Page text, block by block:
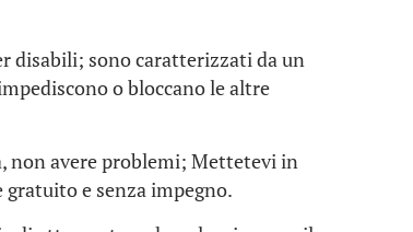
disabili; sono caratterizzati da un
o bloccano le altre
non avere problemi; Mettetevi in
e senza impegno.